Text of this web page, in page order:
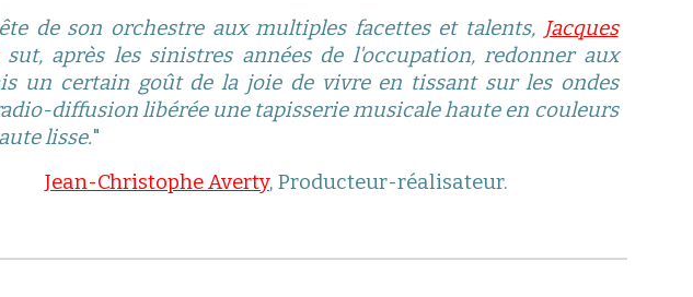
de son orchestre aux multiples facettes et talents, Jacques
sut, après les sinistres années de l'occupation, redonner aux
un certain goût de la joie de vivre en tissant sur les ondes
diffusion libérée une tapisserie musicale haute en couleurs
lisse."
Jean-Christophe Averty, Producteur-réalisateur.